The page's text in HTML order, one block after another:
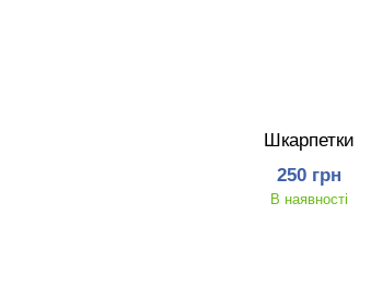
Шкарпетки
250 грн
В наявності